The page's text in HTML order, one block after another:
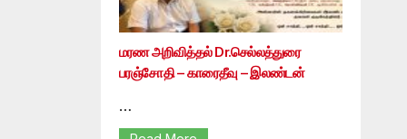
மரண அறிவித்தல் Dr.செல்லத்துரை
பரஞ்சோதி – காரைதீவு – இலண்டன்
…